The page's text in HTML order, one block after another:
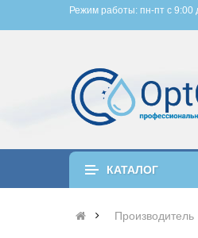
Режим работы: пн-пт с 9:00
КАТАЛОГ
Производитель